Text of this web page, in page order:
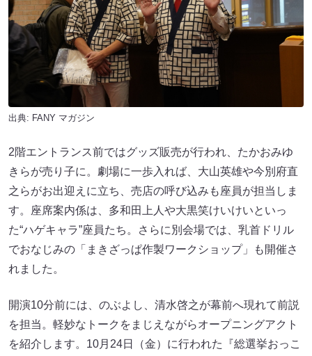
出典: FANY マガジン
2階エントランス前ではグッズ販売が行われ、たかおみゆ
きらが売り子に。劇場に一歩入れば、大山英雄や今別府直
之らがお出迎えに立ち、売店の呼び込みも座員が担当しま
す。座席案内係は、多和田上人や大黒笑けいけいといっ
た“ハゲキャラ”座員たち。さらに別会場では、乳首ドリル
でおなじみの「まきざっぱ作製ワークショップ」も開催さ
れました。
開演10分前には、のぶよし、清水啓之が幕前へ現れて前説
を担当。軽妙なトークをまじえながらオープニングアクト
を紹介します。10月24日（金）に行われた『総選挙おっこ